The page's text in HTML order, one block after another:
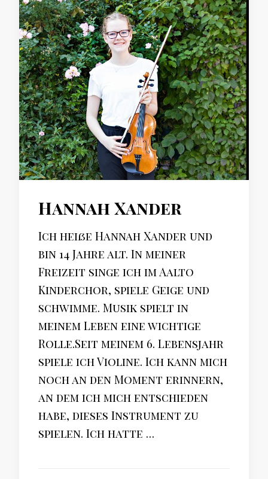
Hannah Xander
Ich heiße Hannah Xander und
bin 14 Jahre alt. In meiner
Freizeit singe ich im Aalto
Kinderchor, spiele Geige und
schwimme. Musik spielt in
meinem Leben eine wichtige
Rolle.Seit meinem 6. Lebensjahr
spiele ich Violine. Ich kann mich
noch an den Moment erinnern,
an dem ich mich entschieden
habe, dieses Instrument zu
spielen. Ich hatte …